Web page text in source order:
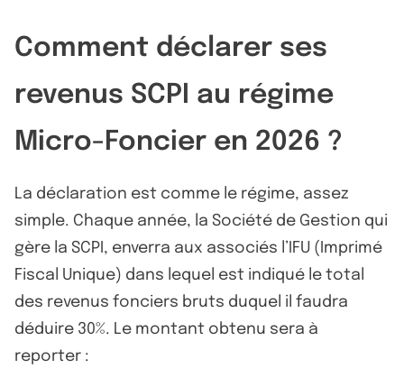
Comment déclarer ses
revenus SCPI au régime
Micro-Foncier en 2026 ?
La déclaration est comme le régime, assez
simple. Chaque année, la Société de Gestion qui
gère la SCPI, enverra aux associés l’IFU (Imprimé
Fiscal Unique) dans lequel est indiqué le total
des revenus fonciers bruts duquel il faudra
déduire 30%. Le montant obtenu sera à
reporter :